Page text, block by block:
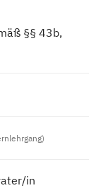
§§ 43b,
in